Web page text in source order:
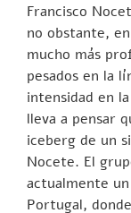
Francisco
no obstante,
mucho más
pesados en la
intensidad en
lleva a pensar
iceberg de un
Nocete. El
actualmente
Portugal,